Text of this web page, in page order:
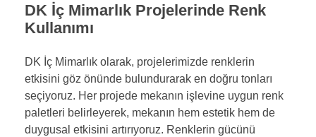
DK İç Mimarlık Projelerinde Renk
Kullanımı
DK İç Mimarlık olarak, projelerimizde renklerin
etkisini göz önünde bulundurarak en doğru tonları
seçiyoruz. Her projede mekanın işlevine uygun renk
paletleri belirleyerek, mekanın hem estetik hem de
duygusal etkisini artırıyoruz. Renklerin gücünü